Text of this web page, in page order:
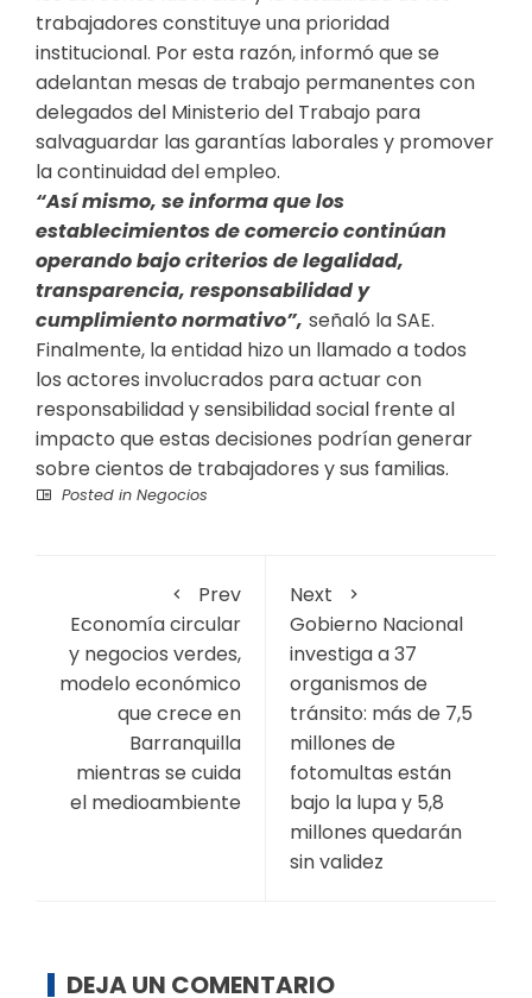
trabajadores constituye una prioridad
institucional. Por esta razón, informó que se
adelantan mesas de trabajo permanentes con
delegados del Ministerio del Trabajo para
salvaguardar las garantías laborales y promover
la continuidad del empleo.
“Así mismo, se informa que los
establecimientos de comercio continúan
operando bajo criterios de legalidad,
transparencia, responsabilidad y
cumplimiento normativo”, señaló la SAE.
Finalmen​te, la entidad hizo un llamado a todos
los actores involucrados para actuar con
responsabilidad y sensibilidad social frente al
impacto que estas decisiones podrían generar
sobre cientos de trabajadores y sus familias.
Posted in Negocios
Prev
Economía circular
y negocios verdes,
modelo económico
que crece en
Barranquilla
mientras se cuida
el medioambiente
Next
Gobierno Nacional
investiga a 37
organismos de
tránsito: más de 7,5
millones de
fotomultas están
bajo la lupa y 5,8
millones quedarán
sin validez
DEJA UN COMENTARIO